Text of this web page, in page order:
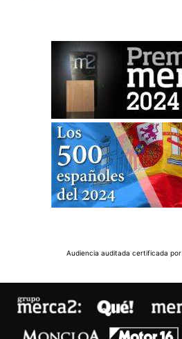
Audiencia auditada certificada por